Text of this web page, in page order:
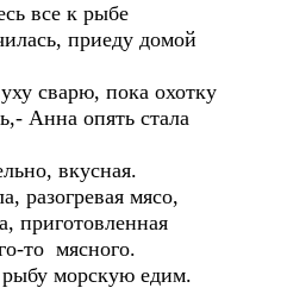
все к рыбе
приеду домой
сварю, пока охотку
Анна опять стала
вкусная.
разогревая мясо,
приготовленная
то мясного.
морскую едим.